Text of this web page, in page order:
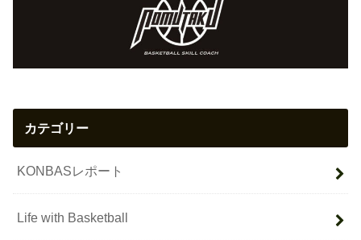
カテゴリー
KONBASレポート
Life with Basketball